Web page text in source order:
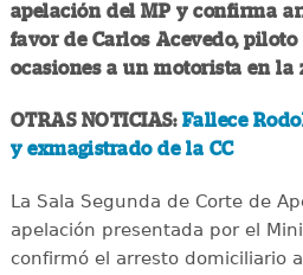
apelación del MP y confirma
favor de Carlos Acevedo,
ocasiones a un motorista en la
OTRAS NOTICIAS: Fallece
y exmagistrado de la CC
La Sala Segunda de Corte de
apelación presentada por el
confirmó el arresto domiciliario